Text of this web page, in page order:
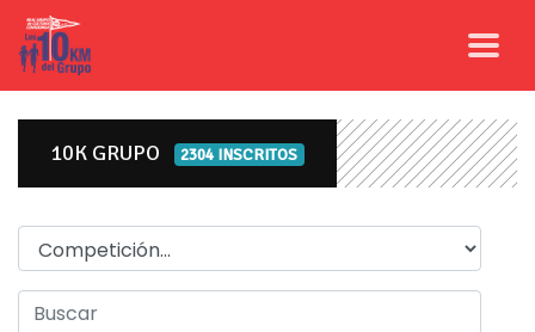
10K GRUPO 2304 INSCRITOS
Competicion